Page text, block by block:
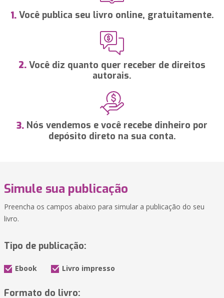
1.Você publica seu livro online, gratuitamente.
2. Você diz quanto quer receber de direitos
autorais.
3. Nós vendemos e você recebe dinheiro por
depósito direto na sua conta.
Simule sua publicação
Preencha os campos abaixo para simular a publicação do seu
livro.
Tipo de publicação:
Ebook Livro impresso
Formato do livro: